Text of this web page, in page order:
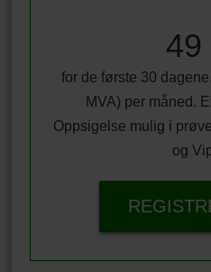
49
for de første 30
MVA) per måned.
Oppsigelse mulig i
og